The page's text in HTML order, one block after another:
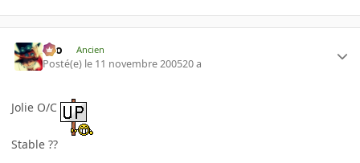
eYo Ancien
Posté(e) le 11 novembre 200520 a
Jolie O/C
Stable ??